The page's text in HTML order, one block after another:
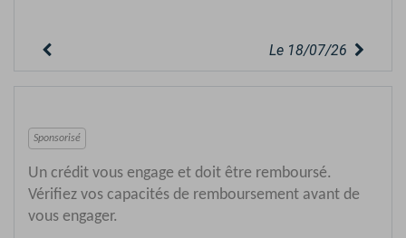
Le 18/07/26